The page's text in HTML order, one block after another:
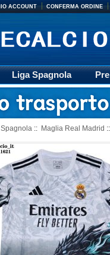
ACCOUNT CONFERMA ORDINE
Liga Spagnola
Retro
:: Maglia Real Madrid